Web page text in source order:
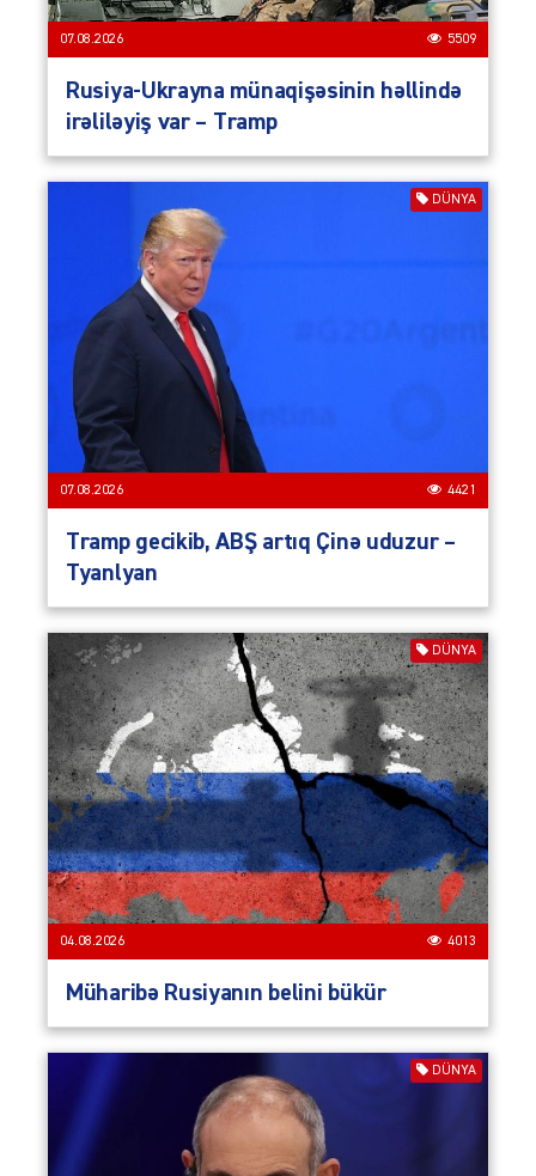
07.08.2026 5509
Rusiya-Ukrayna münaqişəsinin həllində
irəliləyiş var – Tramp
DÜNYA
07.08.2026 4421
Tramp gecikib, ABŞ artıq Çinə uduzur –
Tyanlyan
DÜNYA
04.08.2026 4013
Müharibə Rusiyanın belini bükür
DÜNYA